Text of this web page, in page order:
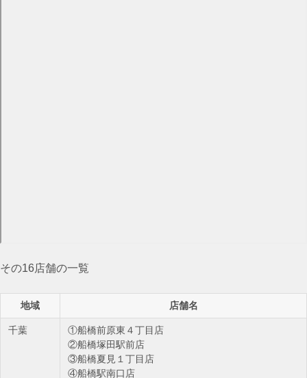
その16店舗の一覧
地域 店舗名
千葉
①船橋前原東４丁目店
②船橋塚田駅前店
③船橋夏見１丁目店
④船橋駅南口店